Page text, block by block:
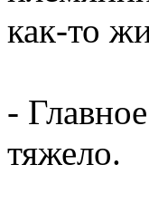
как-то
-
тяжело.